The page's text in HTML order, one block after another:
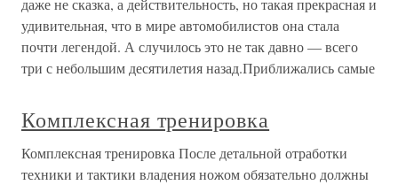
даже не сказка, а действительность, но такая прекрасная и
удивительная, что в мире автомобилистов она стала
почти легендой. А случилось это не так давно — всего
три с небольшим десятилетия назад.Приближались самые
Комплексная тренировка
Комплексная тренировка После детальной отработки
техники и тактики владения ножом обязательно должны